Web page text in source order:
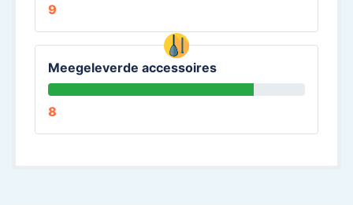
9
Meegeleverde accessoires
8